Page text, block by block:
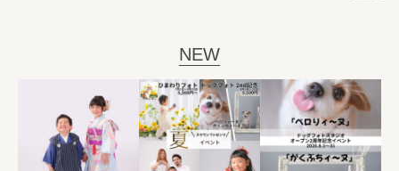
NEW